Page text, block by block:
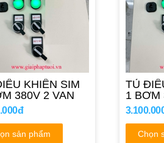
KHIỂN SIM
380V 2 VAN
sản phẩm
TỦ
1 BƠM
Chọn